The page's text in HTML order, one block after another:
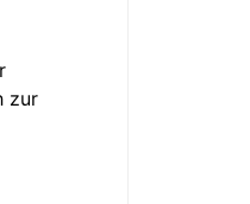
zur